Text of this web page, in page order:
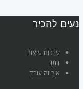
נעים להכיר
ערכות עיצוב
דמו
איך זה עובד